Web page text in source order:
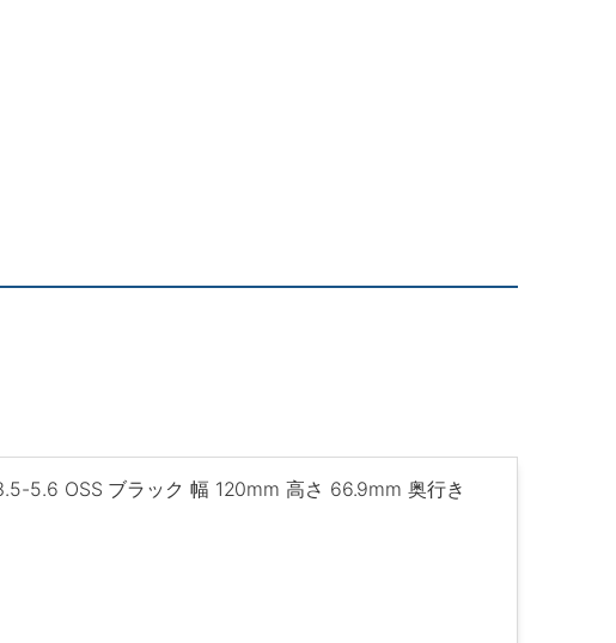
5.6 OSS ブラック 幅 120mm 高さ 66.9mm 奥行き